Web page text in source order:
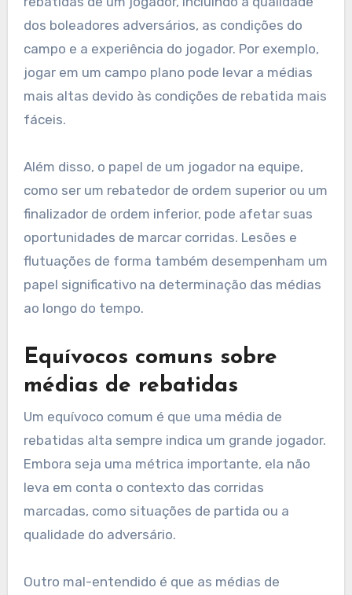
dos boleadores adversários, as condições do
campo e a experiência do jogador. Por exemplo,
jogar em um campo plano pode levar a médias
mais altas devido às condições de rebatida mais
fáceis.
Além disso, o papel de um jogador na equipe,
como ser um rebatedor de ordem superior ou um
finalizador de ordem inferior, pode afetar suas
oportunidades de marcar corridas. Lesões e
flutuações de forma também desempenham um
papel significativo na determinação das médias
ao longo do tempo.
Equívocos comuns sobre
médias de rebatidas
Um equívoco comum é que uma média de
rebatidas alta sempre indica um grande jogador.
Embora seja uma métrica importante, ela não
leva em conta o contexto das corridas
marcadas, como situações de partida ou a
qualidade do adversário.
Outro mal-entendido é que as médias de